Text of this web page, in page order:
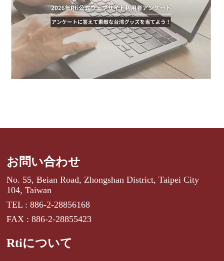
お問い合わせ
No. 55, Beian Road, Zhongshan District, Taipei City
104, Taiwan
TEL : 886-2-28856168
FAX : 886-2-28855423
Rtiについて